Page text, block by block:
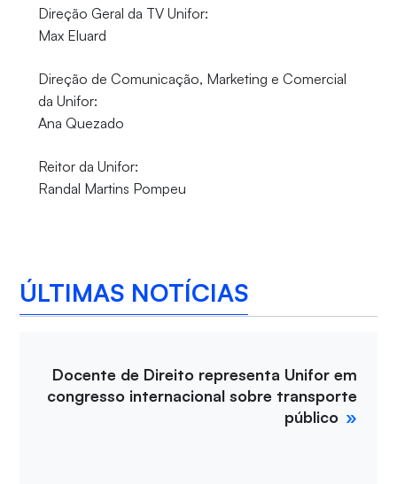
Direção Geral da TV Unifor:
Max Eluard
Direção de Comunicação, Marketing e Comercial
da Unifor:
Ana Quezado
Reitor da Unifor:
Randal Martins Pompeu
ÚLTIMAS NOTÍCIAS
Docente de Direito representa Unifor em
congresso internacional sobre transporte
público